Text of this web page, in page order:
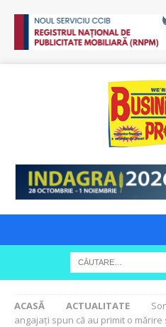
ACASĂ ACTUALITATE
angajați spun că au primit o mărire